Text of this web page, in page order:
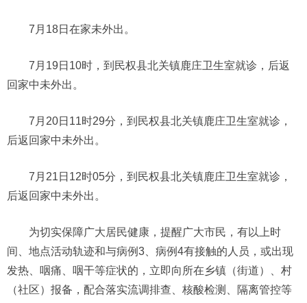
7月18日在家未外出。
7月19日10时，到民权县北关镇鹿庄卫生室就诊，后返
回家中未外出。
7月20日11时29分，到民权县北关镇鹿庄卫生室就诊，
后返回家中未外出。
7月21日12时05分，到民权县北关镇鹿庄卫生室就诊，
后返回家中未外出。
为切实保障广大居民健康，提醒广大市民，有以上时
间、地点活动轨迹和与病例3、病例4有接触的人员，或出现
发热、咽痛、咽干等症状的，立即向所在乡镇（街道）、村
（社区）报备，配合落实流调排查、核酸检测、隔离管控等